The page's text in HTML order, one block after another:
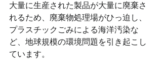
大量に生産された製品が大量に廃棄さ
れるため、廃棄物処理場がひっ迫し、
プラスチックごみによる海洋汚染な
ど、地球規模の環境問題を引き起こし
ています。